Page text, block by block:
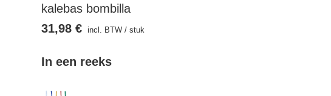
kalebas bombilla
In een reeks
31,98 € incl. BTW /stuk